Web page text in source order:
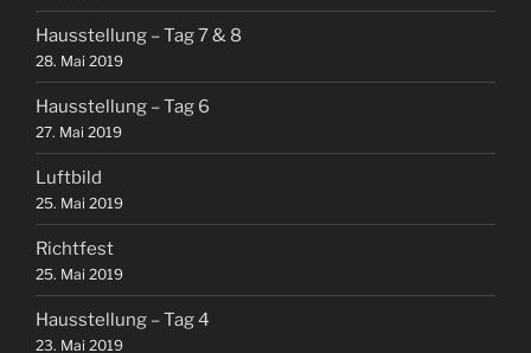
Hausstellung – Tag 7 & 8
28. Mai 2019
Hausstellung – Tag 6
27. Mai 2019
Luftbild
25. Mai 2019
Richtfest
25. Mai 2019
Hausstellung – Tag 4
23. Mai 2019